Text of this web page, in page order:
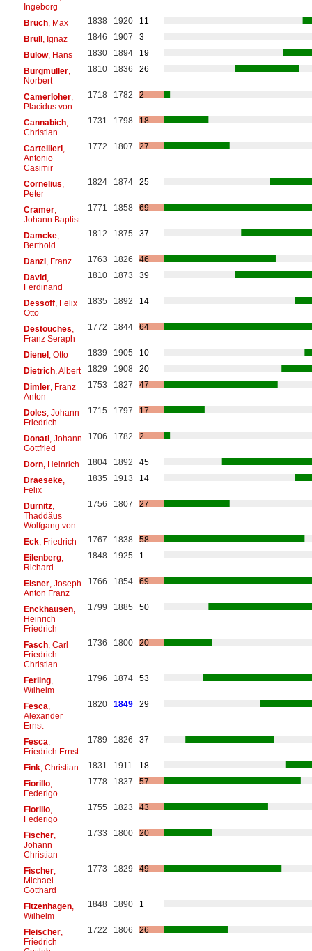
Ingeborg
Bruch, Max 1838 1920
11
Brüll, Ignaz 1846 1907
3
Bülow, Hans 1830 1894
19
Burgmüller,
Norbert
1810 1836 26
Camerloher,
Placidus von
1718 1782 2
Cannabich,
Christian
1731 1798 18
Cartellieri,
Antonio
Casimir
1772 1807 27
Cornelius
Peter
1824 1874 25
Cramer,
Johann Baptist
1771 1858 69
Damcke,
Berthold
1812 1875 37
Danzi, Franz 1763 1826
46
David,
Ferdinand
1810 1873 39
Dessoff, Felix
Otto
1835 1892 14
Destouches
Franz Seraph
1772 1844 64
Dienel, Otto 1839 1905
10
Dietrich, Albert 1829 1908
20
Dimler, Franz
Anton
1753 1827 47
Doles , Johann
Friedrich
1715 1797 17
Donati, Johann
Gottfried
1706 1782 2
Dorn, Heinrich 1804 1892
45
Draeseke,
Felix
1835 1913 14
Dürnitz,
Thaddäus
Wolfgang von
1756 1807 27
Eck, Friedrich 1767 1838
58
Eilenberg,
Richard
1848 1925 1
Elsner, Joseph
Anton Franz
1766 1854 69
Enckhausen,
Heinrich
Friedrich
1799 1885 50
Fasch, Carl
Friedrich
Christian
1736 1800 20
Ferling,
Wilhelm
1796 1874 53
Fesca
Alexander
Ernst
1820 1849 29
Fesca
Friedrich Ernst
1789 1826 37
Fink, Christian 1831 1911
18
Fiorillo,
Federigo
1778 1837 57
Fiorillo,
Federigo
1755 1823 43
Fischer,
Johann
Christian
1733 1800 20
Fischer,
Michael
Gotthard
1773 1829 49
Fitzenhagen,
Wilhelm
1848 1890 1
Fleischer,
Friedrich
1722 1806 26